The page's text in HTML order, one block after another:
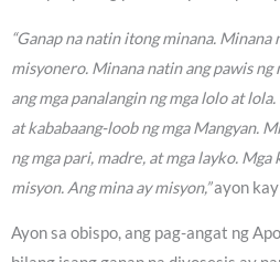
“Ganap na natin itong minana. Minana
misyonero. Minana natin ang pawis
ang mga panalangin ng mga lolo at
at kababaang-loob ng mga Mangyan.
ng mga pari, madre, at mga layko. Mga
misyon. Ang mina ay misyon,”ayon
Ayon sa obispo, ang pag-angat ng